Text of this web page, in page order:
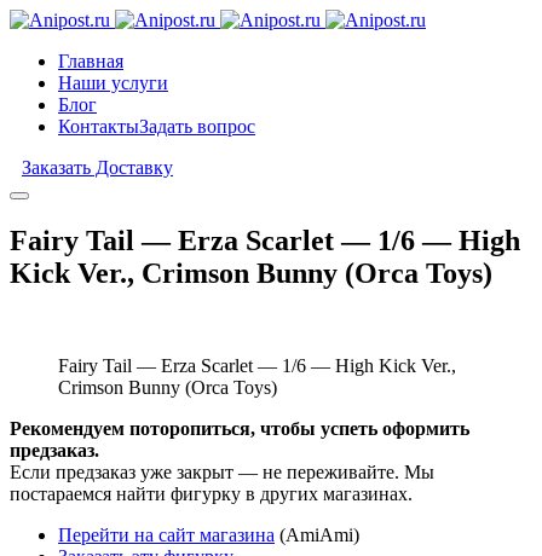
Главная
Наши услуги
Блог
КонтактыЗадать вопрос
Заказать Доставку
Fairy Tail — Erza Scarlet — 1/6 — High
Kick Ver., Crimson Bunny (Orca Toys)
Fairy Tail — Erza Scarlet — 1/6 — High Kick Ver.,
Crimson Bunny (Orca Toys)
Рекомендуем поторопиться, чтобы успеть оформить
предзаказ.
Если предзаказ уже закрыт — не переживайте. Мы
постараемся найти фигурку в других магазинах.
Перейти на сайт магазина (AmiAmi)